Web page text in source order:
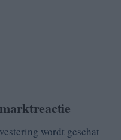
wordt geschat